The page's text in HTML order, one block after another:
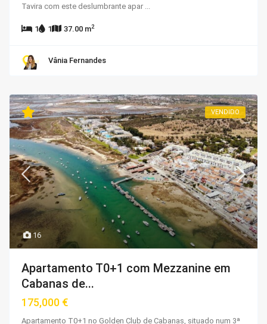
Tavira com este deslumbrante apar
1 1 37.00 m2
Vânia Fernandes
16
VENDIDO
Apartamento T0+1 com Mezzanine em
Cabanas de...
175,000 €
Apartamento T0+1 no Golden Club de Cabanas, situado num 3ª